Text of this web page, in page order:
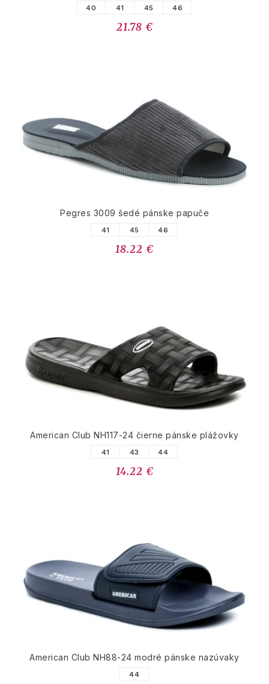
40 41 45 46
21.78 €
Pegres 3009 šedé pánske papuče
41 45 46
18.22 €
American Club NH117-24 čierne pánske plážovky
41 43 44
14.22 €
American Club NH88-24 modré pánske nazúvaky
44